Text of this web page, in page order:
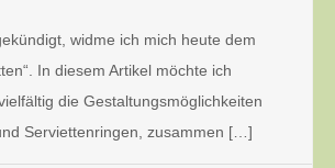
widme ich mich heute dem
In diesem Artikel möchte ich
die Gestaltungsmöglichkeiten
Serviettenringen, zusammen […]